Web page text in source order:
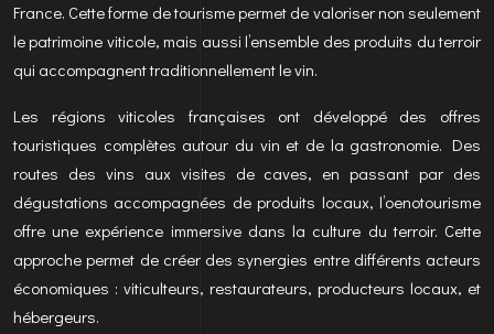
France. Cette forme de tourisme permet de valoriser non seulement
le patrimoine viticole, mais aussi l’ensemble des produits du terroir
qui accompagnent traditionnellement le vin.
Les régions viticoles françaises ont développé des offres
touristiques complètes autour du vin et de la gastronomie. Des
routes des vins aux visites de caves, en passant par des
dégustations accompagnées de produits locaux, l’oenotourisme
offre une expérience immersive dans la culture du terroir. Cette
approche permet de créer des synergies entre différents acteurs
économiques : viticulteurs, restaurateurs, producteurs locaux, et
hébergeurs.